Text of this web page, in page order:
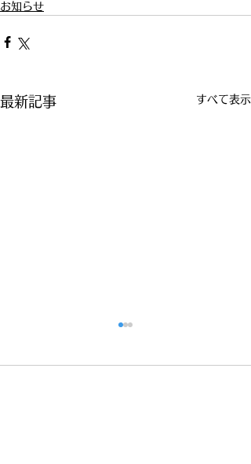
お知らせ
最新記事 すべて表示